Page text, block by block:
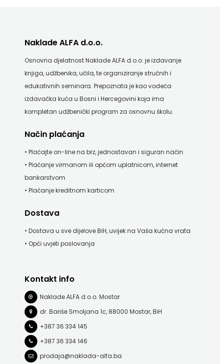
SYNOPSIS
DUĆAN
ŠKOLSKA
KNJIGA
Telegram
grupa
ZAGREB
Twins
Company
UDRUGA
Naklade ALFA d.o.o.
Osnovna djelatnost Naklade ALFA d.o.o. je izdavanje
knjiga, udžbenika, učila, te organiziranje stručnih i
edukativnih seminara. Prepoznata je kao vodeća
izdavačka kuća u Bosni i Hercegovini koja ima
kompletan udžbenički program za osnovnu školu.
Način plaćanja
• Plaćajte on-line na brz, jednostavan i siguran način
• Plaćanje virmanom ili općom uplatnicom, internet
bankarstvom
• Plaćanje kreditnom karticom
Dostava
• Dostava u sve dijelove BiH, uvijek na Vaša kućna vrata
• Opći uvjeti poslovanja
Kontakt info
Naklade ALFA d.o.o. Mostar
dr. Bariše Smoljana 1c, 88000 Mostar, BiH
+387 36 334 145
+387 36 334 146
prodaja@naklada-alfa.ba